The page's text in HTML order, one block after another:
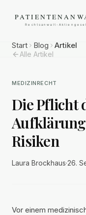
Start Blog Artikel
Alle Artikel
MEDIZINRECHT
Die Pflicht
Risiken
Laura Brockhaus·26.
Vor einem